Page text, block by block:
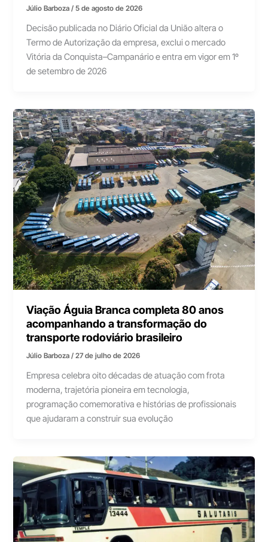
Júlio Barboza/5 de agosto de 2026
Decisão publicada no Diário Oficial da União altera o
Termo de Autorização da empresa, exclui o mercado
Vitória da Conquista–Campanário e entra em vigor em 1º
de setembro de 2026
Viação Águia Branca completa 80 anos
acompanhando a transformação do
transporte rodoviário brasileiro
Júlio Barboza/27 de julho de 2026
Empresa celebra oito décadas de atuação com frota
moderna, trajetória pioneira em tecnologia,
programação comemorativa e histórias de profissionais
que ajudaram a construir sua evolução